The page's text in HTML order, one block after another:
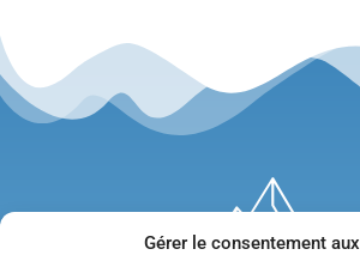
Gérer le consentement aux